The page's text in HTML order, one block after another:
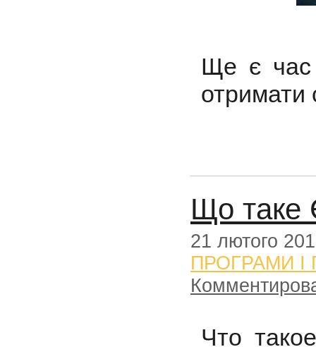
Ще є час
отримати
Що таке
21 лютого
ПРОГРАМИ І
Что